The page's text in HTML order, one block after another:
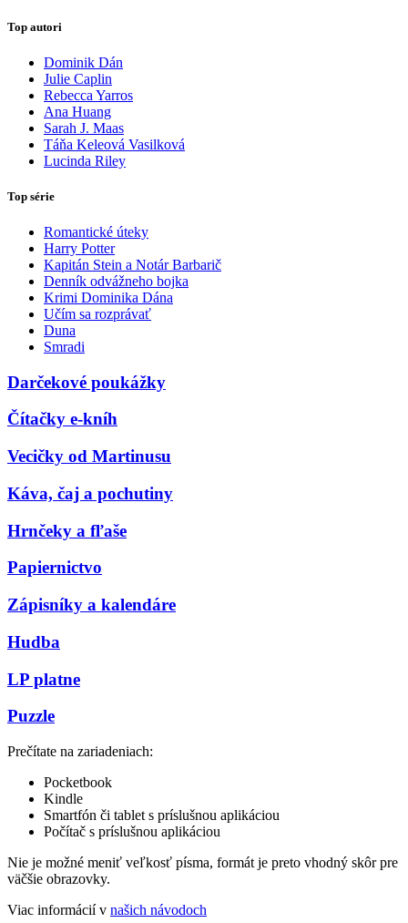
Top autori
Dominik Dán
Julie Caplin
Rebecca Yarros
Ana Huang
Sarah J. Maas
Táňa Keleová Vasilková
Lucinda Riley
Top série
Romantické úteky
Harry Potter
Kapitán Stein a Notár Barbarič
Denník odvážneho bojka
Krimi Dominika Dána
Učím sa rozprávať
Duna
Smradi
Darčekové poukážky
Čítačky e-kníh
Vecičky od Martinusu
Káva, čaj a pochutiny
Hrnčeky a fľaše
Papiernictvo
Zápisníky a kalendáre
Hudba
LP platne
Puzzle
Prečítate na zariadeniach:
Pocketbook
Kindle
Smartfón či tablet s príslušnou aplikáciou
Počítač s príslušnou aplikáciou
Nie je možné meniť veľkosť písma, formát je preto vhodný skôr pre
väčšie obrazovky.
Viac informácií v našich návodoch